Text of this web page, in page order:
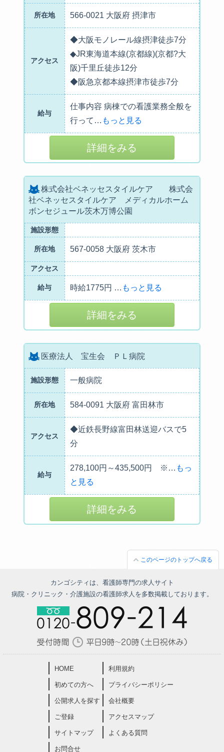
所在地 566-0021 大阪府 摂津市
アクセス
◆大阪モノレール線摂津徒歩7分
◆JR東海道本線(京都線)(京都?大
阪)千里丘徒歩12分
◆阪急京都本線摂津市徒歩7分
給与
仕事内容 病棟での看護業務全般を
行って … もっと見る
詳細をみる
株式会社ベネッセスタイルケア 株式会
社ベネッセスタイルケア メディカルホーム
ボンセジュール茨木万博公園
施設形態
所在地 567-0058 大阪府 茨木市
アクセス
給与 時給1775円 … もっと見る
詳細をみる
医療法人 宝生会 ＰＬ病院
施設形態 一般病院
所在地 584-0091 大阪府 富田林市
アクセス
◆近鉄長野線富田林送迎バスで5
分
給与
278,100円～435,500円 ※ … もっ
と見る
詳細をみる
このページのトップへ戻る
カンゴシティは、看護師専門の求人サイト
病院・クリニック・介護施設の看護師求人を多数掲載しております。
HOME
初めての方へ
公開求人を探す
ご登録
サイトマップ
お問合せ
利用規約
プライバシーポリシー
会社概要
アクセスマップ
よくある質問